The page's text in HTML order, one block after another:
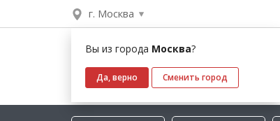
г. Москва
Вы из города Москва?
Да, верно Сменить город